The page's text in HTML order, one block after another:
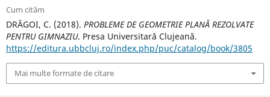
Cum cităm
DRĂGOI, C. (2018). PROBLEME DE GEOMETRIE PLANĂ REZOLVATE
PENTRU GIMNAZIU. Presa Universitară Clujeană.
https://editura.ubbcluj.ro/index.php/puc/catalog/book/3805
Mai multe formate de citare